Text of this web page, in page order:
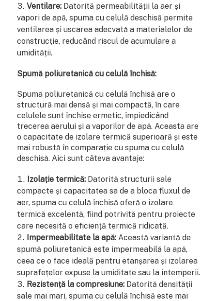
Ventilare: Datorită permeabilității la aer și
vapori de apă, spuma cu celulă deschisă permite
ventilarea și uscarea adecvată a materialelor de
construcție, reducând riscul de acumulare a
umidității.
Spumă poliuretanică cu celulă închisă:
Spuma poliuretanică cu celulă închisă are o
structură mai densă și mai compactă, în care
celulele sunt închise ermetic, împiedicând
trecerea aerului și a vaporilor de apă. Aceasta are
o capacitate de izolare termică superioară și este
mai robustă în comparație cu spuma cu celulă
deschisă. Aici sunt câteva avantaje:
Izolație termică: Datorită structurii sale
compacte și capacitatea sa de a bloca fluxul de
aer, spuma cu celulă închisă oferă o izolare
termică excelentă, fiind potrivită pentru proiecte
care necesită o eficiență termică ridicată.
Impermeabilitate la apă: Această variantă de
spumă poliuretanică este impermeabilă la apă,
ceea ce o face ideală pentru etanșarea și izolarea
suprafețelor expuse la umiditate sau la intemperii.
Rezistență la compresiune: Datorită densității
sale mai mari, spuma cu celulă închisă este mai